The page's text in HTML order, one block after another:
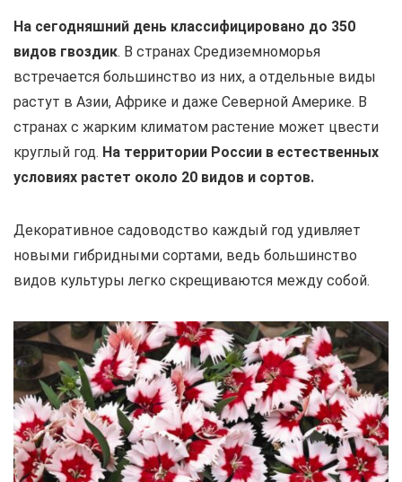
На сегодняшний день классифицировано до 350
видов гвоздик. В странах Средиземноморья
встречается большинство из них, а отдельные виды
растут в Азии, Африке и даже Северной Америке. В
странах с жарким климатом растение может цвести
круглый год. На территории России в естественных
условиях растет около 20 видов и сортов.
Декоративное садоводство каждый год удивляет
новыми гибридными сортами, ведь большинство
видов культуры легко скрещиваются между собой.